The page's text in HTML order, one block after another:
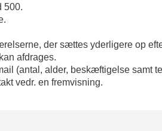
500.
der sættes yderligere op
afdrages.
(antal, alder, beskæftigelse samt
vedr. en fremvisning.